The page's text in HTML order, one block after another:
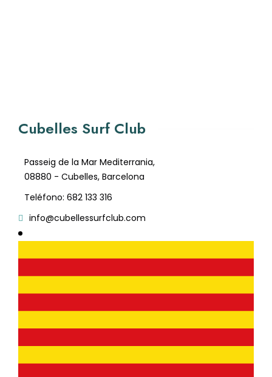
Cubelles Surf Club
Passeig de la Mar Mediterrania,
08880 - Cubelles, Barcelona
Teléfono: 682 133 316
info@cubellessurfclub.com